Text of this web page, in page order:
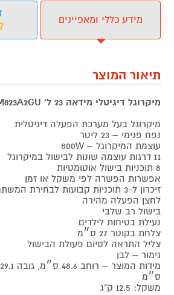
מידע כללי ומאפיינים
תיאור המוצר
מיקרוגל דיגיטלי מידאה 23 ל' MIDEA EM823A2GU
מיקרוגל בעל מערכת הפעלה דיגיטלית
נפח פנימי – 23 ליטר
עוצמת המיקרוגל – 800W
11 דרגות עוצמה שונות לבישול במיקרוגל
8 תוכניות בישול אוטומטיות
אפשרות הפשרה לפי משקל או זמן
זיכרון ל-3 תוכניות קבועות לבחירת המשתמש
לחצן הפעלה מהירה
בישול רב שלבי
נעילת בטיחות לילדים
צלחת בקוטר 27 ס״מ
צליל התראה לסיום פעולת הבישול
גימור – לבן
ס״מ
משקל: 12.5 ק"ג